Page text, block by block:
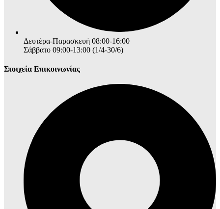
Δευτέρα-Παρασκευή 08:00-16:00
Σάββατο 09:00-13:00 (1/4-30/6)
Στοιχεία Επικοινωνίας